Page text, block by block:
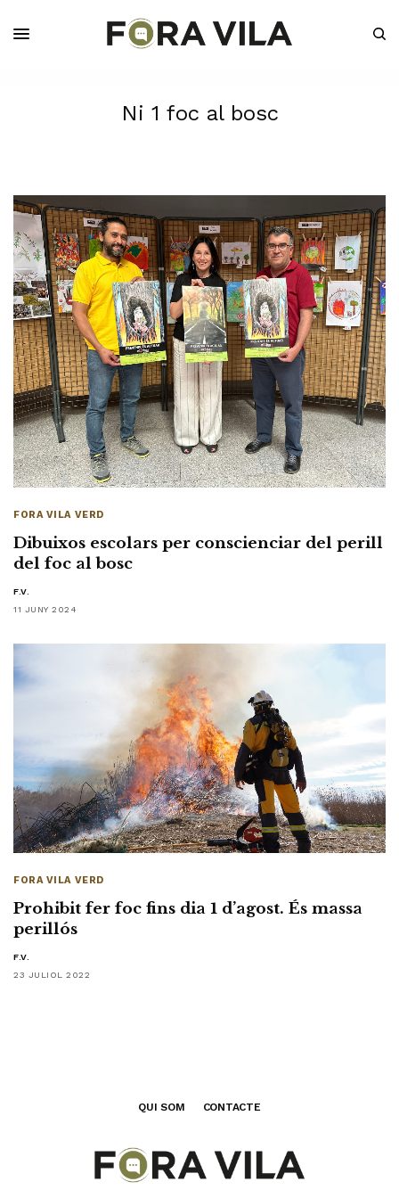
Ni 1 foc al bosc
FORA VILA VERD
Dibuixos escolars per conscienciar del perill
del foc al bosc
F.V.
11 JUNY 2024
FORA VILA VERD
Prohibit fer foc fins dia 1 d’agost. És massa
perillós
F.V.
23 JULIOL 2022
QUI SOM CONTACTE